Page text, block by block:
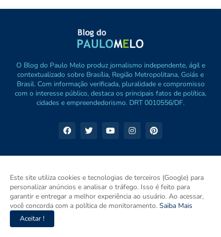
O Blog do Paulo Melo produz jornalismo independente, ágil e
contextualizado sobre Brasília, Região Metropolitana, Goiás e
Brasil. Com informação verificada, pluralidade e compromisso
com o interesse público, destaca os principais fatos de política,
cidades e empreendedorismo. DRT 0010556/DF.
Este site utiliza cookies e tecnologias de terceiros (Google) para
personalizar anúncios e analisar o tráfego. Isso é feito para
garantir e entregar a melhor experiência ao usuário. Ao acessar,
você concorda com a política de monitoramento. Saiba Mais
Aceitar !